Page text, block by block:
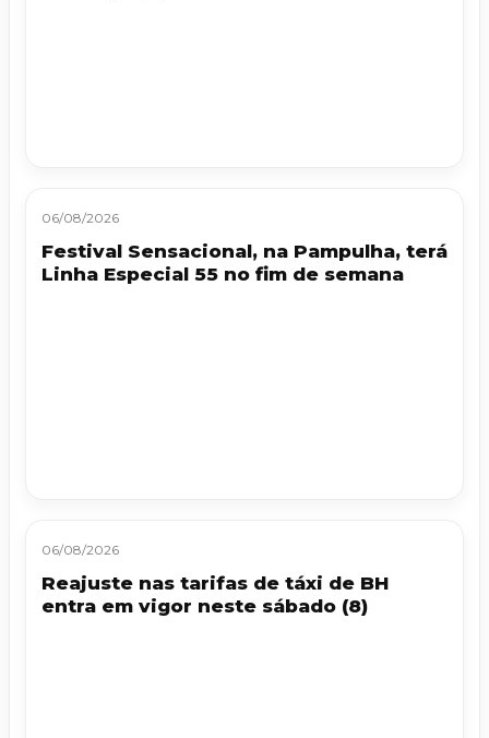
06/08/2026
Festival Sensacional, na Pampulha, terá
Linha Especial 55 no fim de semana
06/08/2026
Reajuste nas tarifas de táxi de BH
entra em vigor neste sábado (8)